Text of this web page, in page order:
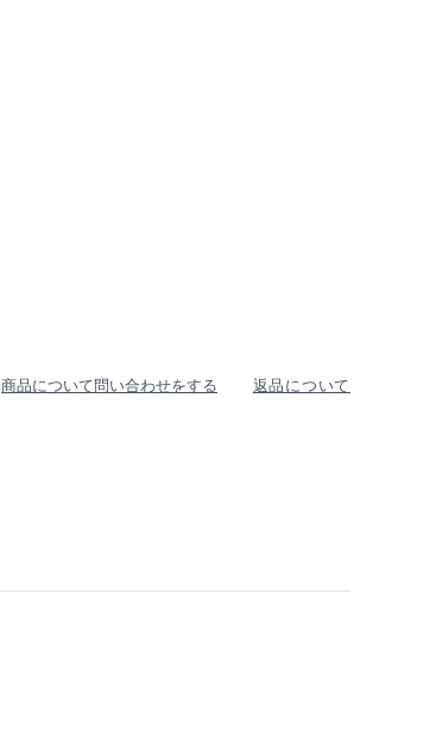
商品について問い合わせをする 返品について